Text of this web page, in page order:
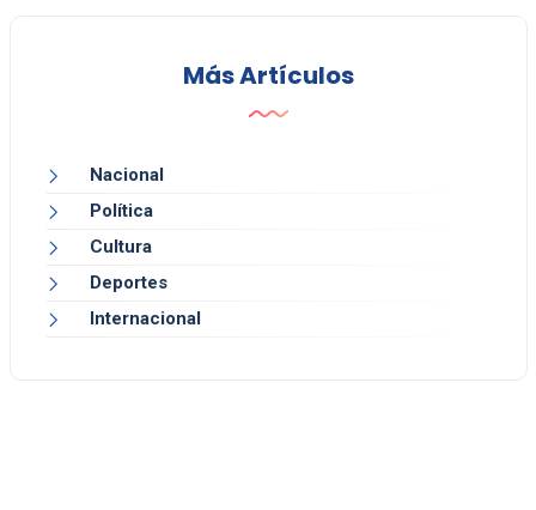
Más Artículos
Nacional
Política
Cultura
Deportes
Internacional